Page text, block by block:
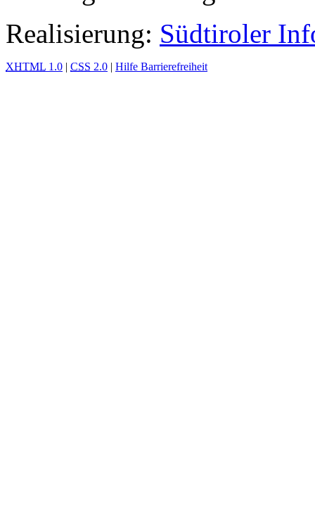
Realisierung: Südtiroler
XHTML 1.0 | CSS 2.0 | Hilfe Barrierefreiheit